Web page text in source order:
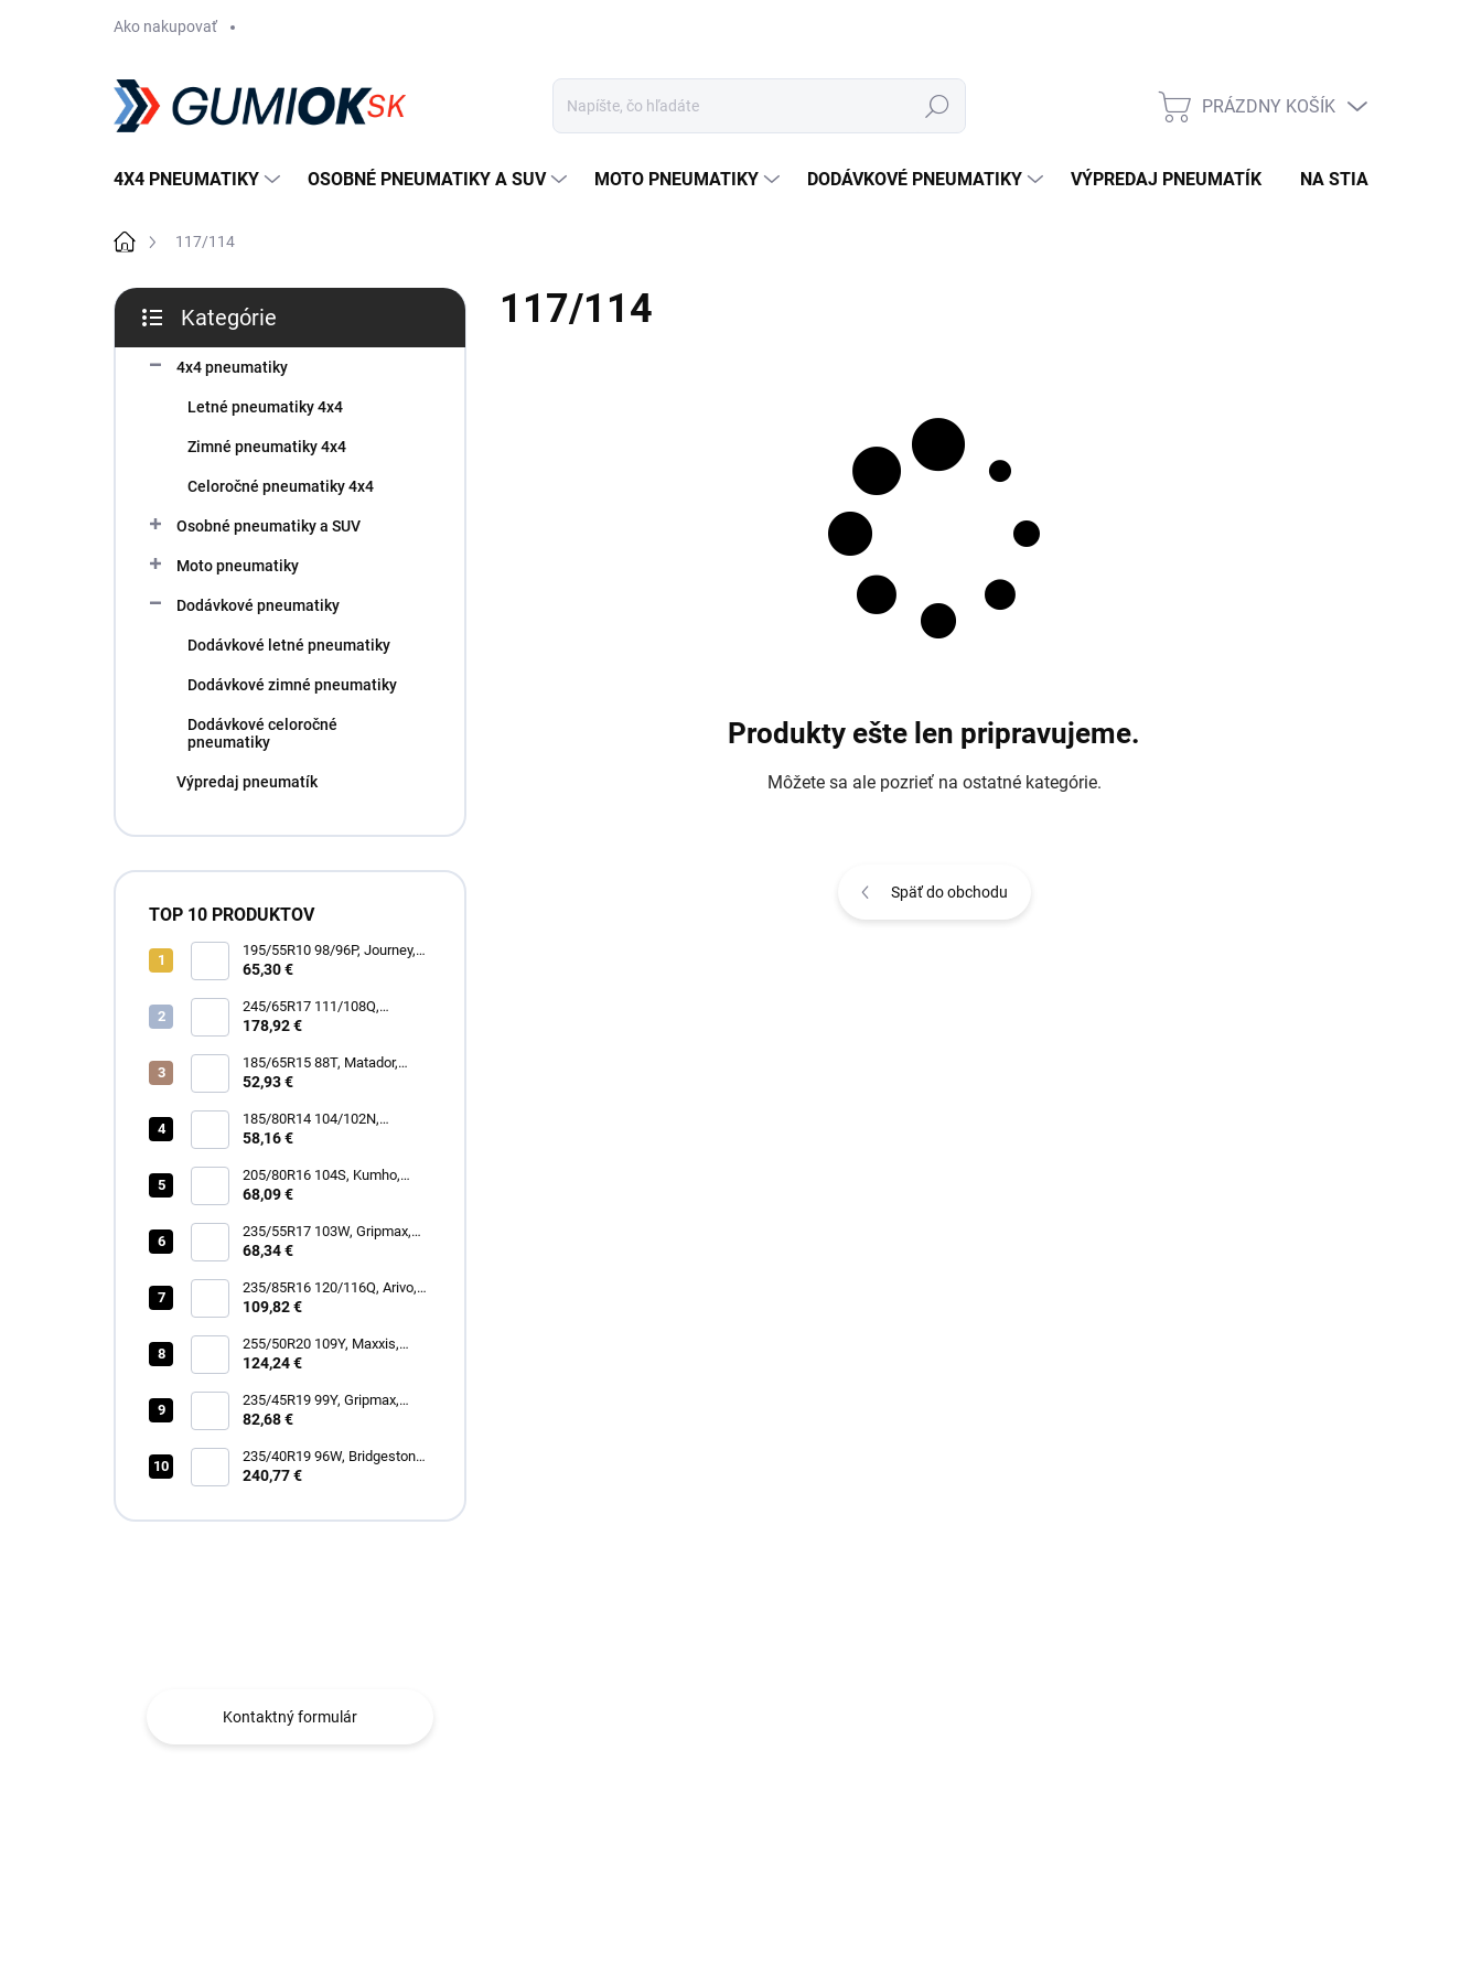
Ako nakupovať
Hľadať
NÁKUPNÝ
PRÁZDNY KOŠÍK
4X4 PNEUMATIKY OSOBNÉ PNEUMATIKY A SUV MOTO PNEUMATIKY DODÁVKOVÉ PNEUMATIKY VÝPREDAJ PNEUMATÍK NA STIAHNUTIE
Domov117/114
B
č
kategórie
Kategórie
4x4 pneumatiky
Letné pneumatiky 4x4
Zimné pneumatiky 4x4
Celoročné pneumatiky 4x4
Osobné pneumatiky a SUV
Moto pneumatiky
Dodávkové pneumatiky
Dodávkové letné pneumatiky
Dodávkové zimné pneumatiky
Dodávkové celoročné
pneumatiky
Výpredaj pneumatík
TOP 10 PRODUKTOV
195/55R10 98/96P, Journey,
WR301 TRAIL RUNNER
65,30 €
245/65R17 111/108Q,
BFGoodrich, MUD TERRAIN
178,92 €
185/65R15 88T, Matador,
MP62 ALL WEATHER EVO
52,93 €
185/80R14 104/102N,
Security, TR-603 TRAILER
58,16 €
205/80R16 104S, Kumho,
ROAD VENTURE AT61
68,09 €
235/55R17 103W, Gripmax,
STATURE H/T
68,34 €
235/85R16 120/116Q, Arivo,
TERRAMAX ARV A/T
109,82 €
255/50R20 109Y, Maxxis,
VICTRA SPORT 6 VS6 SUV
124,24 €
235/45R19 99Y, Gripmax,
STATURE H/T
82,68 €
235/40R19 96W, Bridgestone,
DUELER ALL TERRAIN A/T
240,77 €
Kontaktný formulár
117/114
Produkty ešte len pripravujeme.
Môžete sa ale pozrieť na ostatné kategórie.
Späť do obchodu